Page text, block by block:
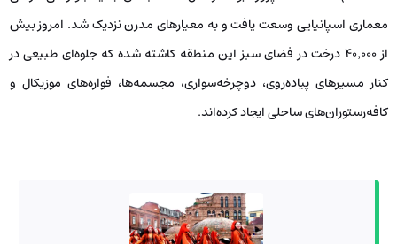
معماری اسپانیایی وسعت یافت و به معیارهای مدرن نزدیک شد. امروز بیش
از ۴۰٬۰۰۰ درخت در فضای سبز این منطقه کاشته شده‌ که جلوه‌ای طبیعی در
کنار مسیرهای پیاده‌روی، دوچرخه‌سواری، مجسمه‌ها، فواره‌های موزیکال و
کافه‌‌رستوران‌های ساحلی ایجاد کرده‌اند.